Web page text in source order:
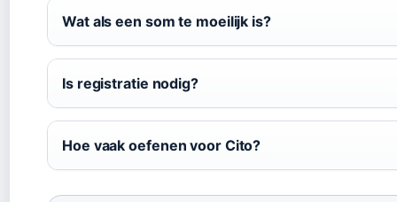
Wat als een som te moeilijk is?
Is registratie nodig?
Hoe vaak oefenen voor Cito?